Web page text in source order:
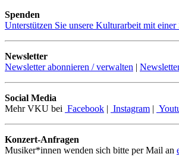
Spenden
Unterstützen Sie unsere Kulturarbeit mit einer
Newsletter
Newsletter abonnieren / verwalten |
Social Media
Mehr VKU bei Facebook | Instagram |
Konzert-Anfragen
Musiker*innen wenden sich bitte per Mail an